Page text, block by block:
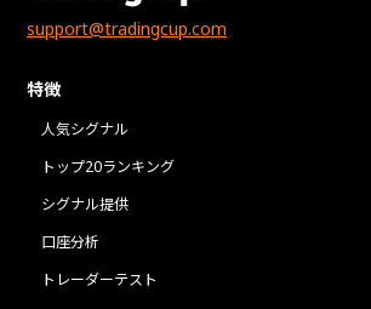
support@tradingcup.com
特徴
人気シグナル
トップ20ランキング
シグナル提供
口座分析
トレーダーテスト